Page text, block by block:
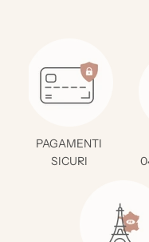
PAGAMENTI
SICURI